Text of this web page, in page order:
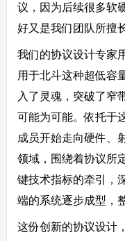
议，因为后续很多软
好又是我们团队所擅
我们的协议设计专家
用于北斗这种超低容
入了灵魂，突破了窄
可能为可能。依托于
成员开始走向硬件、
领域，围绕着协议所
键技术指标的牵引，
端的系统逐步成型，
这份创新的协议设计